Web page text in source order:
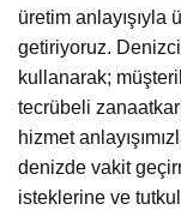
üretim anlayışıyla
getiriyoruz.
kullanarak;
tecrübeli
hizmet
denizde vakit
isteklerine ve